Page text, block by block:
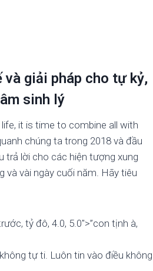
và giải pháp cho tự kỷ,
sinh lý
it is time to combine all with
chúng ta trong 2018 và đầu
trả lời cho các hiện tượng xung
và vài ngày cuối năm. Hãy tiêu
tỷ đô, 4.0, 5.0″>”con tịnh à,
tự ti. Luôn tin vào điều không